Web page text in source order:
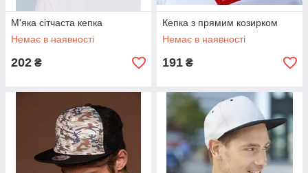
М'яка сітчаста кепка
Немає в наявності
202 ₴
Кепка з прямим козирком
Немає в наявності
191 ₴